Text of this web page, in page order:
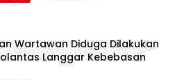
Wartawan Diduga Dilakukan
Langgar Kebebasan